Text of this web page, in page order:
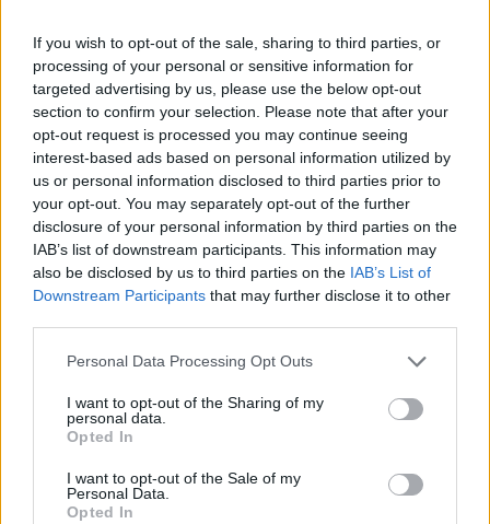
If you wish to opt-out of the sale, sharing to third parties, or
processing of your personal or sensitive information for
targeted advertising by us, please use the below opt-out
section to confirm your selection. Please note that after your
opt-out request is processed you may continue seeing
interest-based ads based on personal information utilized by
us or personal information disclosed to third parties prior to
your opt-out. You may separately opt-out of the further
disclosure of your personal information by third parties on the
IAB’s list of downstream participants. This information may
also be disclosed by us to third parties on the IAB’s List of
Downstream Participants that may further disclose it to other
Please note that this website/app uses one or more Google
not limited to your visit or usage behaviour. You may click to
grant or deny consent to Google and its third-party tags to
use your data for below specified purposes in below Google
consent section.
Personal Data Processing Opt Outs
I want to opt-out of the Sharing of my
personal data.
Opted In
I want to opt-out of the Sale of my
Personal Data.
Opted In
Notizie in tempo reale?
Entra nel canale telegram di
GalluraOggi.it
Inviaci le tue segnalazioni,
i tuoi video e le tue foto
Su WhatsApp al numero +39
345 356 7512
da